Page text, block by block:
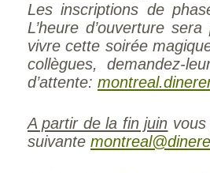
Les inscriptions de
L’heure d’ouverture
vivre cette soirée
collègues, demandez-
d’attente:
A partir de la fin juin
suivante